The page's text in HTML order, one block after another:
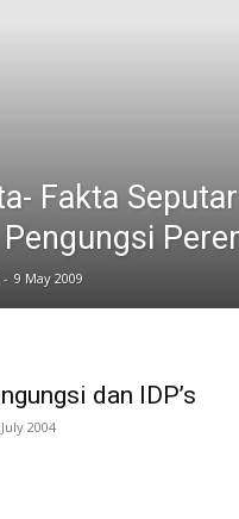
Fakta
- 9 May 2009
dan IDP’s
2004